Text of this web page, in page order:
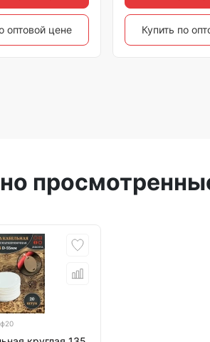
оптовой цене Купить по